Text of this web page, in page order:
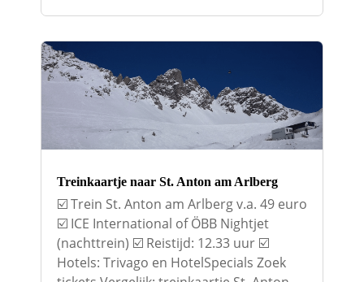
Treinkaartje naar St. Anton am Arlberg
☑️ Trein St. Anton am Arlberg v.a. 49 euro
☑️ ICE International of ÖBB Nightjet
(nachttrein) ☑️ Reistijd: 12.33 uur ☑️
Hotels: Trivago en HotelSpecials Zoek